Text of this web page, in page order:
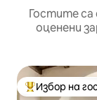
Гостите са
оценени
Най-Избор на